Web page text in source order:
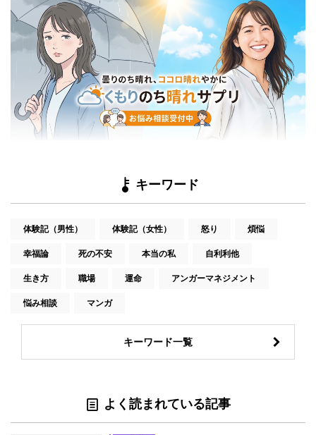
キーワード
体験記（男性） 体験記（女性） 怒り 煩悩
幸福論 死の不安 本当の私 自利利他
生き方 職場 運命 アンガーマネジメント
悩み相談 マンガ
キーワード一覧
よく読まれている記事